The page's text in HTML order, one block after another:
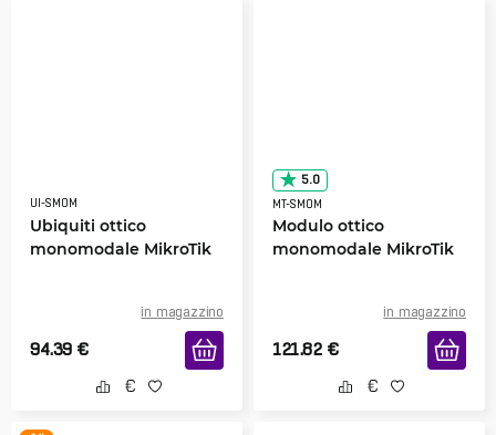
UI-SMOM
Ubiquiti ottico
monomodale MikroTik
in magazzino
94.39 €
5.0
MT-SMOM
Modulo ottico
monomodale MikroTik
in magazzino
121.82 €